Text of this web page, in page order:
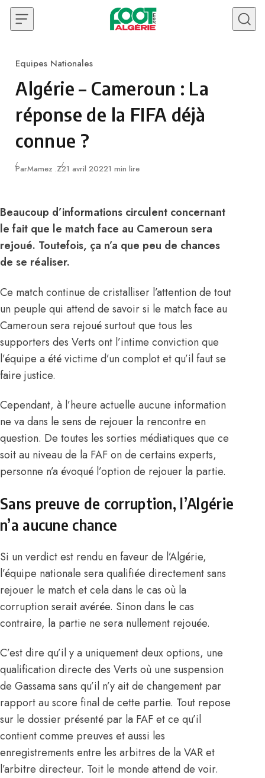
Skip to content
Category
Equipes Nationales
Algérie – Cameroun : La
réponse de la FIFA déjà
connue ?
ParMamez .ZPublié
21 avril 20221 min lire
Beaucoup d’informations circulent concernant
le fait que le match face au Cameroun sera
rejoué. Toutefois, ça n’a que peu de chances
de se réaliser.
Ce match continue de cristalliser l’attention de tout
un peuple qui attend de savoir si le match face au
Cameroun sera rejoué surtout que tous les
supporters des Verts ont l’intime conviction que
l’équipe a été victime d’un complot et qu’il faut se
faire justice.
Cependant, à l’heure actuelle aucune information
ne va dans le sens de rejouer la rencontre en
question. De toutes les sorties médiatiques que ce
soit au niveau de la FAF on de certains experts,
personne n’a évoqué l’option de rejouer la partie.
Sans preuve de corruption, l’Algérie
n’a aucune chance
Si un verdict est rendu en faveur de l’Algérie,
l’équipe nationale sera qualifiée directement sans
rejouer le match et cela dans le cas où la
corruption serait avérée. Sinon dans le cas
contraire, la partie ne sera nullement rejouée.
C’est dire qu’il y a uniquement deux options, une
qualification directe des Verts où une suspension
de Gassama sans qu’il n’y ait de changement par
rapport au score final de cette partie. Tout repose
sur le dossier présenté par la FAF et ce qu’il
contient comme preuves et aussi les
enregistrements entre les arbitres de la VAR et
l’arbitre directeur. Toit le monde attend de voir.